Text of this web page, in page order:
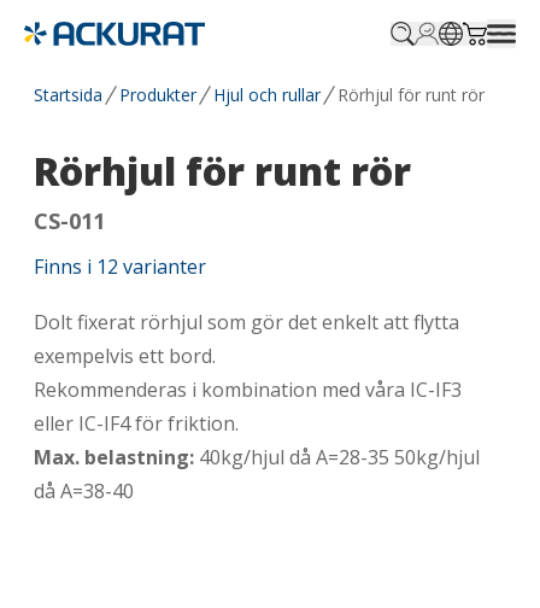
Startsida Produkter Hjul och rullar Rörhjul för runt rör
Rörhjul för runt rör
CS-011
Finns i 12 varianter
Dolt fixerat rörhjul som gör det enkelt att flytta
exempelvis ett bord.
Rekommenderas i kombination med våra IC-IF3
eller IC-IF4 för friktion.
Max. belastning: 40kg/hjul då A=28-35 50kg/hjul
då A=38-40